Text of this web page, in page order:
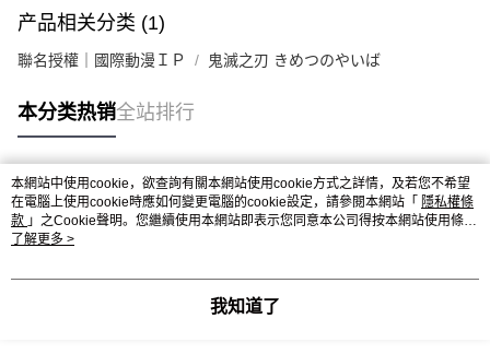
产品相关分类 (1)
聯名授權｜國際動漫ＩＰ 鬼滅之刃 きめつのやいば
本分类热销全站排行
热门标签
本網站中使用cookie，欲查詢有關本網站使用cookie方式之詳情，及若您不希望
在電腦上使用cookie時應如何變更電腦的cookie設定，請參閱本網站「 隱私權條
款 」之Cookie聲明。您繼續使用本網站即表示您同意本公司得按本網站使用條款
之Cookie聲明使用cookie。
了解更多 >
我知道了